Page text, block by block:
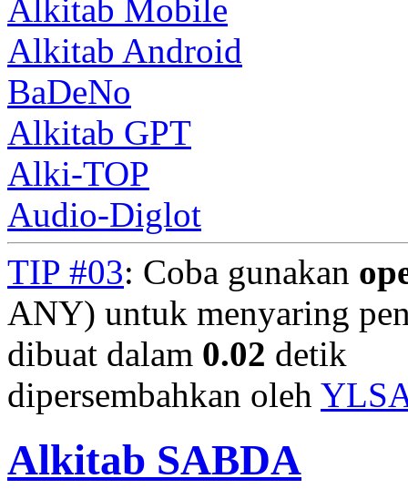
Alkitab Mobile
Alkitab Android
BaDeNo
Alkitab GPT
Alki-TOP
Audio-Diglot
TIP #03: Coba gunakan
ANY) untuk menyaring
dibuat dalam 0.02 detik
dipersembahkan oleh
Alkitab SABDA